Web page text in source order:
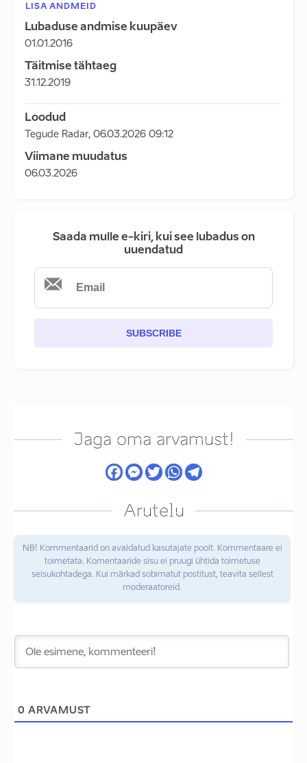
LISA ANDMEID
Lubaduse andmise kuupäev
01.01.2016
Täitmise tähtaeg
31.12.2019
Loodud
Tegude Radar, 06.03.2026 09:12
Viimane muudatus
06.03.2026
Saada mulle e-kiri, kui see lubadus on
uuendatud
SUBSCRIBE
Jaga oma arvamust!
Arutelu
NB! Kommentaarid on avaldatud kasutajate poolt. Kommentaare ei
toimetata. Komentaaride sisu ei pruugi ühtida toimetuse
seisukohtadega. Kui märkad sobimatut postitust, teavita sellest
moderaatoreid.
0 ARVAMUST